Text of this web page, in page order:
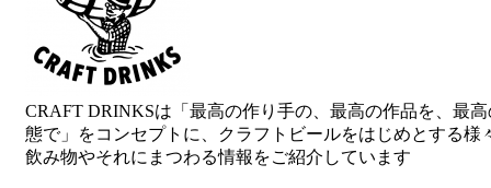
ョ
ン
CRAFT DRINKSは「最高の作り手の、最高の作品を、最
態で」をコンセプトに、クラフトビールをはじめとする様
飲み物やそれにまつわる情報をご紹介しています